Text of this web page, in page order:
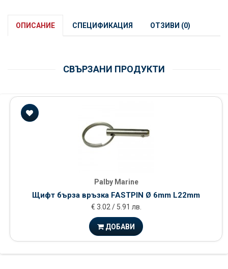
ОПИСАНИЕ СПЕЦИФИКАЦИЯ ОТЗИВИ (0)
СВЪРЗАНИ ПРОДУКТИ
Palby Marine
Щифт бърза връзка FASTPIN Ø 6mm L22mm
€ 3.02 / 5.91 лв.
ДОБАВИ